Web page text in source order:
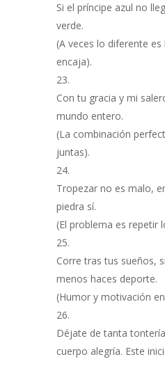
Si el príncipe azul no
verde.
(A veces lo diferente
encaja).
Con tu gracia y mi
mundo entero.
(La combinación
juntas).
Tropezar no es malo,
piedra sí.
(El problema es repetir
Corre tras tus sueños,
menos haces deporte.
(Humor y motivación
Déjate de tanta
cuerpo alegría. Este